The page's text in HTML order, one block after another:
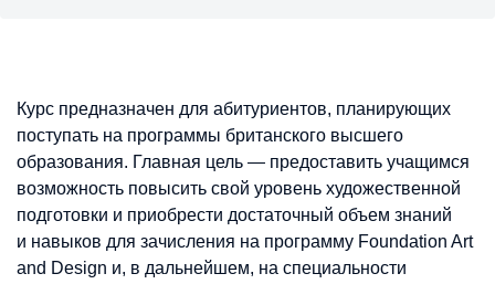
Курс предназначен для абитуриентов, планирующих
поступать на программы британского высшего
образования. Главная цель — предоставить учащимся
возможность повысить свой уровень художественной
подготовки и приобрести достаточный объем знаний
и навыков для зачисления на программу Foundation Art
and Design и, в дальнейшем, на специальности